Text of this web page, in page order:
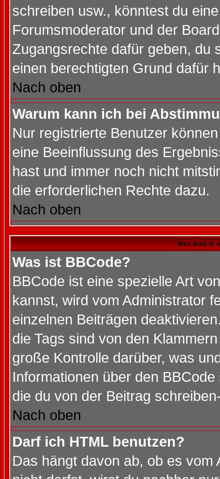
schreiben usw., könntest du
Forumsmoderator und der
Zugangsrechte dafür geben, du
einen berechtigten Grund dafür
Nach oben
Warum kann ich bei
Nur registrierte Benutzer
eine Beeinflussung des
hast und immer noch nicht
die erforderlichen Rechte dazu.
Nach oben
Was man in
Was ist BBCode?
BBCode ist eine spezielle Art
kannst, wird vom Administrator
einzelnen Beiträgen
die Tags sind von den
große Kontrolle darüber, was
Informationen über den
die du von der Beitrag
Nach oben
Darf ich HTML benutzen?
Das hängt davon ab, ob es